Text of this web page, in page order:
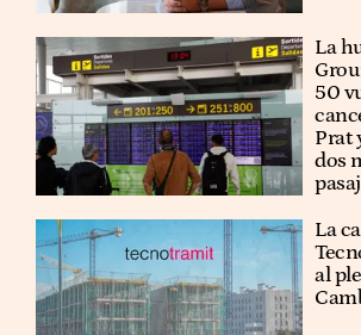
La
50
Prat
dos
La
al